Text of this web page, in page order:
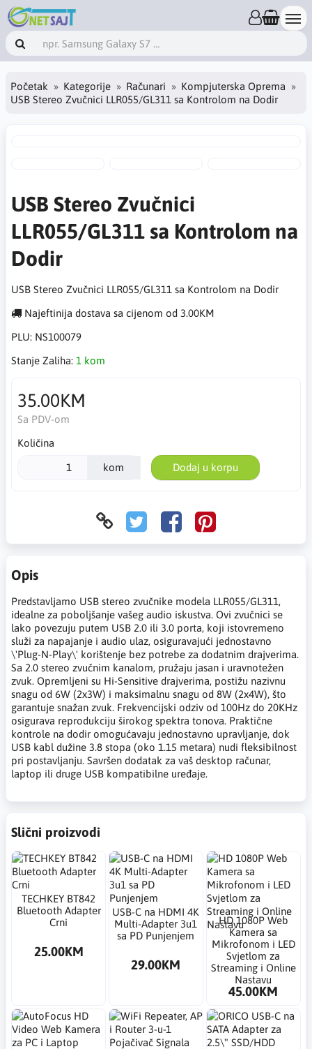
Početak Kategorije Računari
Kompjuterska Oprema
USB Stereo Zvučnici LLR055/GL311 sa Kontrolom na Dodir
USB Stereo Zvučnici
LLR055/GL311 sa Kontrolom na
Dodir
USB Stereo Zvučnici LLR055/GL311 sa Kontrolom na Dodir
Najeftinija dostava sa cijenom od 3.00KM
PLU: NS100079
Stanje Zaliha: 1 kom
35.00KM
Sa PDV-om
Količina
kom Dodaj u korpu
Opis
Predstavljamo USB stereo zvučnike modela LLR055/GL311,
idealne za poboljšanje vašeg audio iskustva. Ovi zvučnici se
lako povezuju putem USB 2.0 ili 3.0 porta, koji istovremeno
služi za napajanje i audio ulaz, osiguravajući jednostavno
\'Plug-N-Play\' korištenje bez potrebe za dodatnim drajverima.
Sa 2.0 stereo zvučnim kanalom, pružaju jasan i uravnotežen
zvuk. Opremljeni su Hi-Sensitive drajverima, postižu nazivnu
snagu od 6W (2x3W) i maksimalnu snagu od 8W (2x4W), što
garantuje snažan zvuk. Frekvencijski odziv od 100Hz do 20KHz
osigurava reprodukciju širokog spektra tonova. Praktične
kontrole na dodir omogućavaju jednostavno upravljanje, dok
USB kabl dužine 3.8 stopa (oko 1.15 metara) nudi fleksibilnost
pri postavljanju. Savršen dodatak za vaš desktop računar,
laptop ili druge USB kompatibilne uređaje.
Slični proizvodi
TECHKEY BT842
Bluetooth Adapter
Crni
25.00KM
USB-C na HDMI 4K
Multi-Adapter 3u1
sa PD Punjenjem
29.00KM
HD 1080P Web
Kamera sa
Mikrofonom i LED
Svjetlom za
Streaming i Online
Nastavu
45.00KM